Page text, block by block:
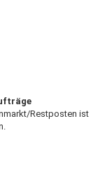
Restposten ist